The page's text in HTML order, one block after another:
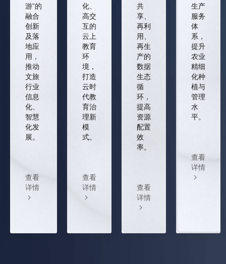
游”的
融合
创新
及落
地应
用，
推动
文旅
行业
信息
化、
智慧
化发
展。
查看
详情
化、
高交
互的
云上
教育
环
境，
打造
云时
代教
育治
理新
模
式。
查看
详情
共
享、
再利
用、
再生
产的
数据
生态
循
环，
提高
资源
配置
效
率。
查看
详情
生产
服务
体
系，
提升
农业
精细
化种
植与
管理
水
平。
查看
详情